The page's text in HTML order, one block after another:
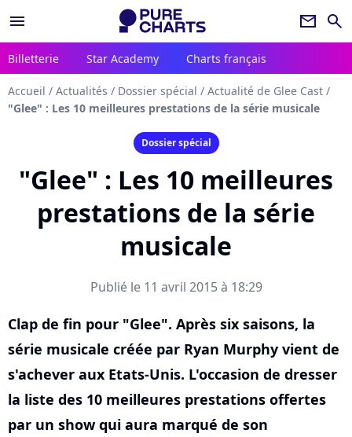
menu newsletter search
Billetterie Star Academy Charts français
Accueil / Actualités / Dossier spécial / Actualité de Glee Cast /
"Glee" : Les 10 meilleures prestations de la série musicale
Dossier spécial
"Glee" : Les 10 meilleures
prestations de la série
musicale
Publié le 11 avril 2015 à 18:29
Clap de fin pour "Glee". Après six saisons, la
série musicale créée par Ryan Murphy vient de
s'achever aux Etats-Unis. L'occasion de dresser
la liste des 10 meilleures prestations offertes
par un show qui aura marqué de son